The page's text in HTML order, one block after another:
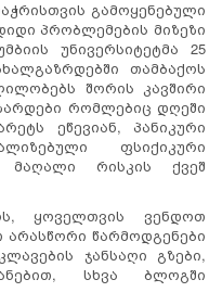
გამოყენებული
პრობლემების მიზეზი
უნივერსიტეტმა 25
თამბაქოს
შორის კავშირი
რომლებიც დღეში
ეწევიან, პანიკური
ფსიქიკური
მაღალი რისკის ქვეშ
ყოველთვის ვენდოთ
წარმოდგენები
ჯანსაღი გზები,
სხვა ბლოგში